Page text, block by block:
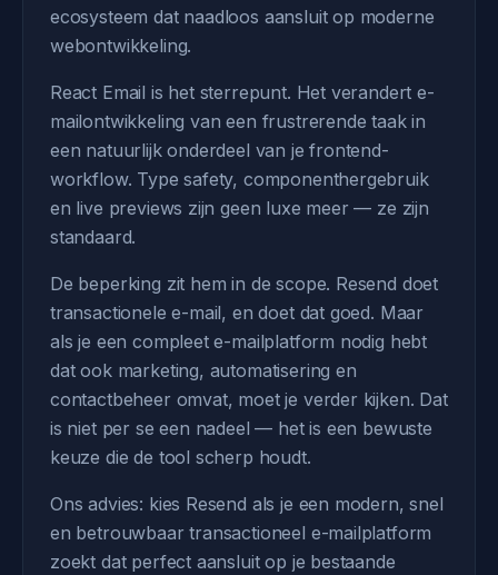
ecosysteem dat naadloos aansluit op moderne
webontwikkeling.
React Email is het sterrepunt. Het verandert e-
mailontwikkeling van een frustrerende taak in
een natuurlijk onderdeel van je frontend-
workflow. Type safety, componenthergebruik
en live previews zijn geen luxe meer — ze zijn
standaard.
De beperking zit hem in de scope. Resend doet
transactionele e-mail, en doet dat goed. Maar
als je een compleet e-mailplatform nodig hebt
dat ook marketing, automatisering en
contactbeheer omvat, moet je verder kijken. Dat
is niet per se een nadeel — het is een bewuste
keuze die de tool scherp houdt.
Ons advies: kies Resend als je een modern, snel
en betrouwbaar transactioneel e-mailplatform
zoekt dat perfect aansluit op je bestaande